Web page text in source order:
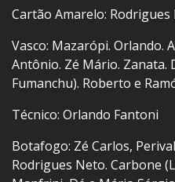
Cartão Amarelo: Rodrigues
Vasco: Mazarópi. Orlando.
Antônio. Zé Mário. Zanata.
Fumanchu). Roberto e
Técnico: Orlando Fantoni
Botafogo: Zé Carlos,
Rodrigues Neto. Carbone